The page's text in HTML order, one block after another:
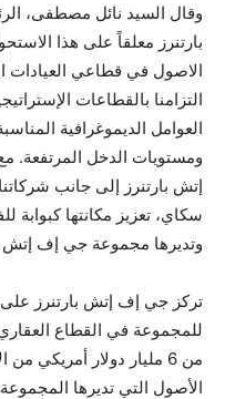
وقال السيد نائل مصطفى،
بارتنرز معلقاً على هذا
الاصول في قطاعي العيادات
التزامنا بالقطاعات
العوامل الديموغرافية
ومستويات الدخل المرتفعة.
إتش بارتنرز إلى جانب
سكاي، تعزيز مكانتها كبوابة
وتديرها مجموعة جي إف
تركز جي إف إتش بارتنرز على
للمجموعة في القطاع
من 6 مليار دولار أمريكي
الأصول التي تديرها المجموعة والبالغة 18